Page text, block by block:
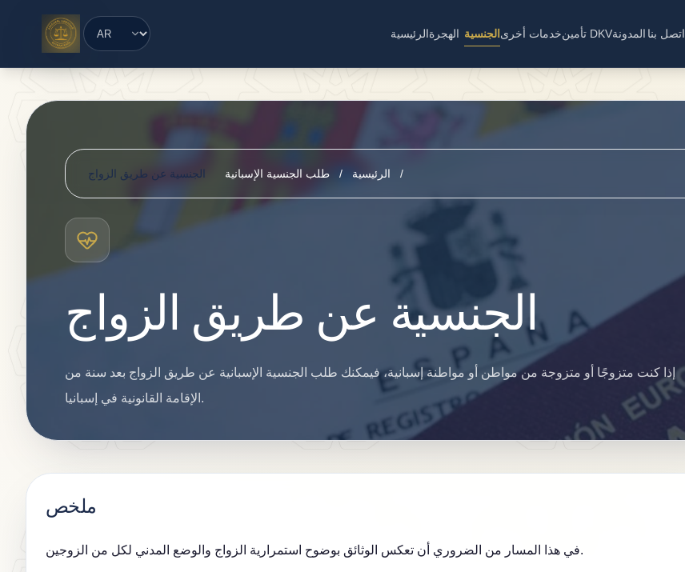
الرئيسيةالهجرة الجنسية خدمات أخرى تأمين DKVالمدونة اتصل بنا
الرئيسية / طلب الجنسية الإسبانية / الجنسية عن طريق الزواج
الجنسية عن طريق الزواج
إذا كنت متزوجًا أو متزوجة من مواطن أو مواطنة إسبانية، فيمكنك طلب الجنسية الإسبانية عن طريق الزواج بعد سنة من
الإقامة القانونية في إسبانيا.
ملخص
في هذا المسار من الضروري أن تعكس الوثائق بوضوح استمرارية الزواج والوضع المدني لكل من الزوجين.